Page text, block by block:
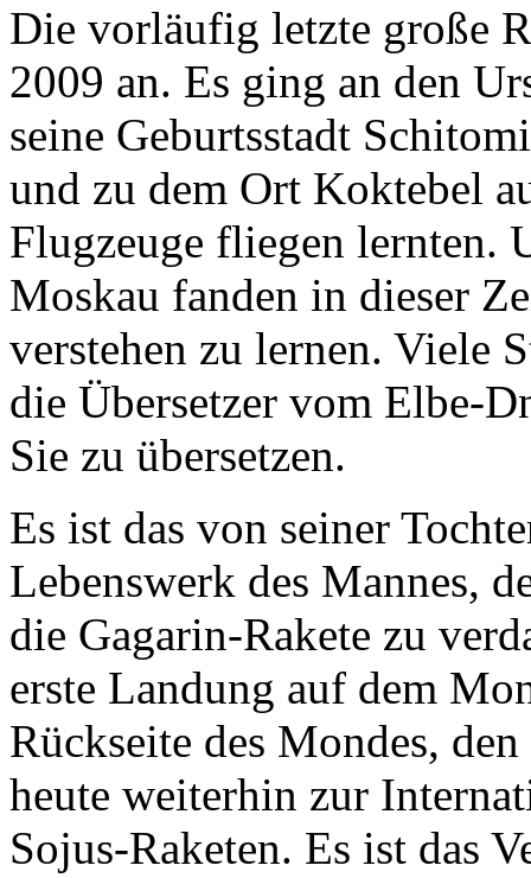
Die vorläufig letzte große
2009 an. Es ging an den
seine Geburtsstadt
und zu dem Ort Koktebel
Flugzeuge fliegen lernten.
Moskau fanden in dieser
verstehen zu lernen. Viele
die Übersetzer vom Elbe-
Sie zu übersetzen.
Es ist das von seiner
Lebenswerk des Mannes,
die Gagarin-Rakete zu
erste Landung auf dem
Rückseite des Mondes,
heute weiterhin zur
Sojus-Raketen. Es ist das